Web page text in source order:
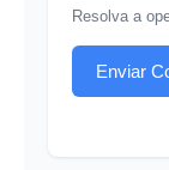
Resolva a
Enviar